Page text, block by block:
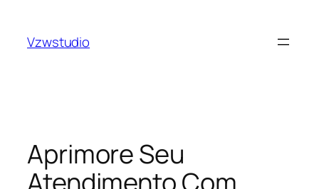
content
Vzwstudio
Aprimore Seu